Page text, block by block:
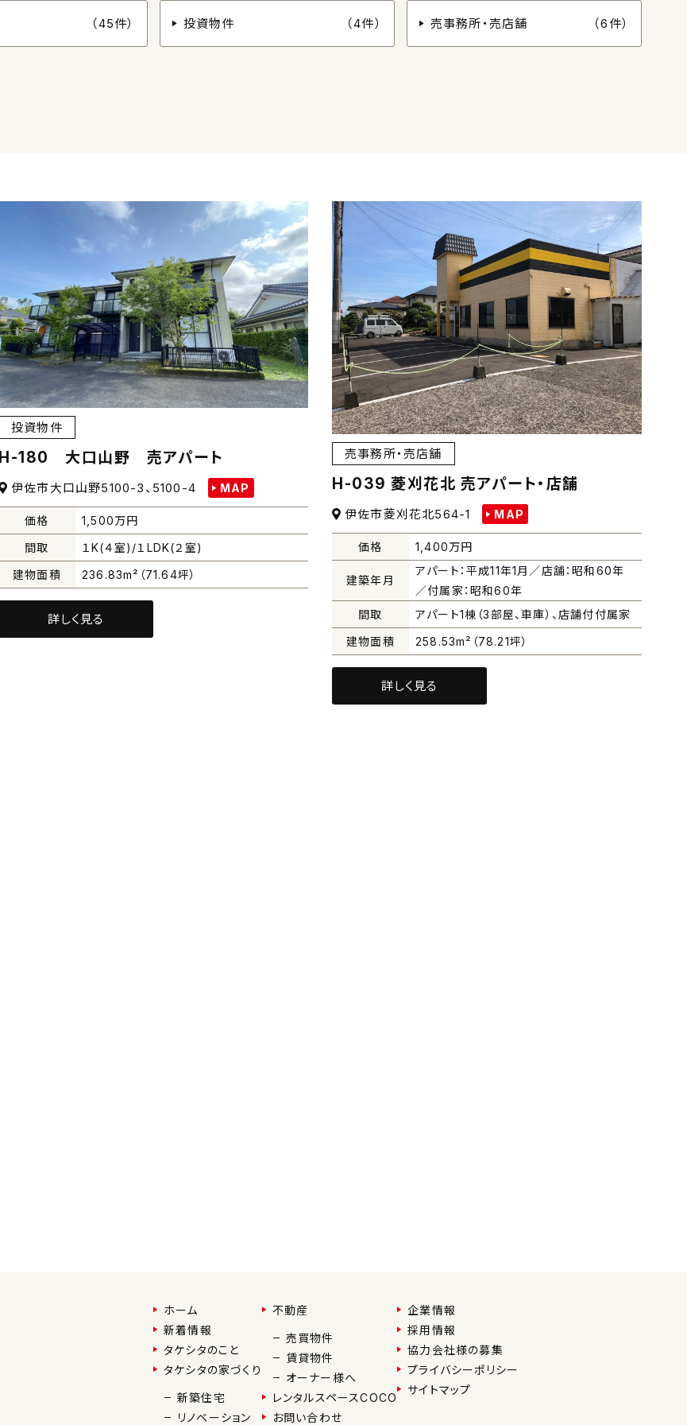
（45件） 投資物件 （4件） 売事務所・売店舗 （6件）
投資物件
H-180 大口山野 売アパート
伊佐市大口山野5100-3、5100-4 MAP
価格 1,500万円
間取
１K(４室)/１LDK(２室)
建物面積
236.83m²（71.64坪）
詳しく見る
売事務所・売店舗
H-039 菱刈花北 売アパート・店舗
伊佐市菱刈花北564-1 MAP
価格 1,400万円
建築年月
アパート：平成11年1月／店舗：昭和60年
／付属家：昭和60年
間取
アパート1棟（3部屋、車庫）、店舗付付属家
建物面積
258.53m²（78.21坪）
詳しく見る
ホーム
新着情報
タケシタのこと
タケシタの家づくり
新築住宅
リノベーション
不動産
売買物件
賃貸物件
オーナー様へ
レンタルスペースCOCO
お問い合わせ
企業情報
採用情報
協力会社様の募集
プライバシーポリシー
サイトマップ